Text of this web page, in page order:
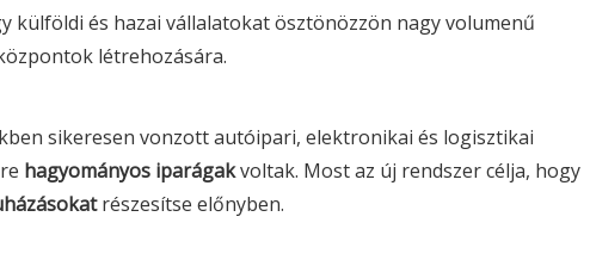
külföldi és hazai vállalatokat ösztönözzön nagy volumenű
létrehozására.
sikeresen vonzott autóipari, elektronikai és logisztikai
hagyományos iparágakvoltak. Most az új rendszer célja, hogy
részesítse előnyben.